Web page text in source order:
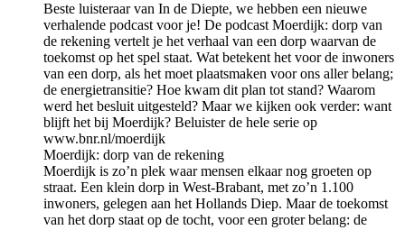
Beste luisteraar van In de Diepte, we hebben een nieuwe
verhalende podcast voor je! De podcast Moerdijk: dorp van
de rekening vertelt je het verhaal van een dorp waarvan de
toekomst op het spel staat. Wat betekent het voor de inwoners
van een dorp, als het moet plaatsmaken voor ons aller belang;
de energietransitie? Hoe kwam dit plan tot stand? Waarom
werd het besluit uitgesteld? Maar we kijken ook verder: want
blijft het bij Moerdijk? Beluister de hele serie op
www.bnr.nl/moerdijk
Moerdijk: dorp van de rekening
Moerdijk is zo’n plek waar mensen elkaar nog groeten op
straat. Een klein dorp in West-Brabant, met zo’n 1.100
inwoners, gelegen aan het Hollands Diep. Maar de toekomst
van het dorp staat op de tocht, voor een groter belang: de